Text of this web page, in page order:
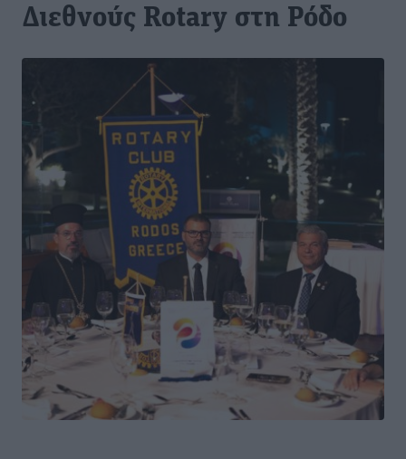
Διεθνούς Rotary στη Ρόδο